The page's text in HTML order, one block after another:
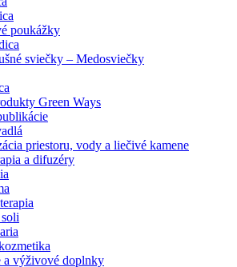
poukážky
sviečky – Medosviečky
Green Ways
priestoru, vody a liečivé kamene
a difuzéry
a výživové doplnky